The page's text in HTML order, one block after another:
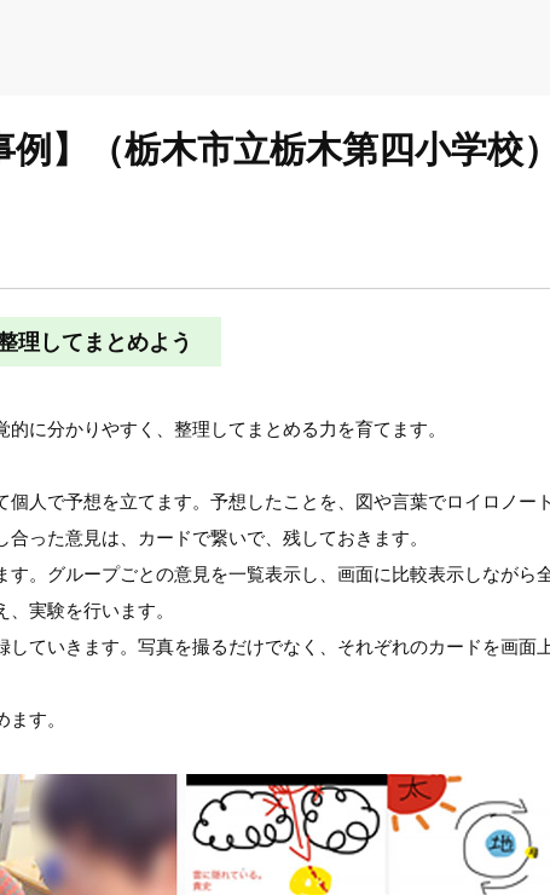
】（栃木市立栃木第四小学校）
理してまとめよう
に分かりやすく、整理してまとめる力を育てます。
人で予想を立てます。予想したことを、図や言葉でロイロノー
った意見は、カードで繋いで、残しておきます。
。グループごとの意見を一覧表示し、画面に比較表示しながら
実験を行います。
ていきます。写真を撮るだけでなく、それぞれのカードを画面
す。